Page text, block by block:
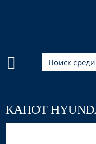
КАПОТ